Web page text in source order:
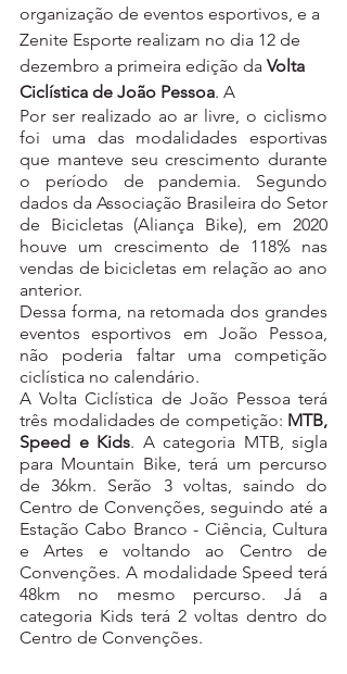
organização de eventos esportivos, e a
Zenite Esporte realizam no dia 12 de
dezembro a primeira edição da Volta
Ciclística de João Pessoa. A
Por ser realizado ao ar livre, o ciclismo
foi uma das modalidades esportivas
que manteve seu crescimento durante
o período de pandemia. Segundo
dados da Associação Brasileira do Setor
de Bicicletas (Aliança Bike), em 2020
houve um crescimento de 118% nas
vendas de bicicletas em relação ao ano
anterior.
Dessa forma, na retomada dos grandes
eventos esportivos em João Pessoa,
não poderia faltar uma competição
ciclística no calendário.
A Volta Ciclística de João Pessoa terá
três modalidades de competição: MTB,
Speed e Kids. A categoria MTB, sigla
para Mountain Bike, terá um percurso
de 36km. Serão 3 voltas, saindo do
Centro de Convenções, seguindo até a
Estação Cabo Branco - Ciência, Cultura
e Artes e voltando ao Centro de
Convenções. A modalidade Speed terá
48km no mesmo percurso. Já a
categoria Kids terá 2 voltas dentro do
Centro de Convenções.